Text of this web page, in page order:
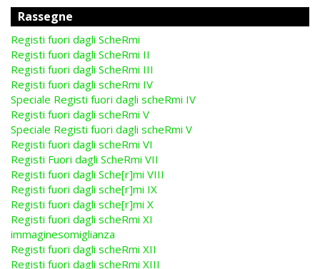
Rassegne
Registi fuori dagli ScheRmi
Registi fuori dagli ScheRmi II
Registi fuori dagli ScheRmi III
Registi fuori dagli scheRmi IV
Speciale Registi fuori dagli scheRmi IV
Registi fuori dagli scheRmi V
Speciale Registi fuori dagli scheRmi V
Registi fuori dagli scheRmi VI
Registi Fuori dagli ScheRmi VII
Registi fuori dagli Sche[r]mi VIII
Registi fuori dagli sche[r]mi IX
Registi fuori dagli sche[r]mi X
Registi fuori dagli scheRmi XI
immaginesomiglianza
Registi fuori dagli scheRmi XII
Registi fuori dagli scheRmi XIII